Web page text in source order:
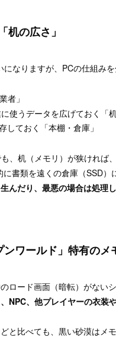
机の広さ」
になりますが、PCの仕組み
者」
使うデータを広げておく「
しておく「本棚・倉庫」
、机（メモリ）が狭けれ
書類を遠くの倉庫（SSD）
んだり、最悪の場合は処理
ワールド」特有のメ
ロード画面（暗転）がない
NPC、他プレイヤーの衣
と比べても、黒い砂漠はメ